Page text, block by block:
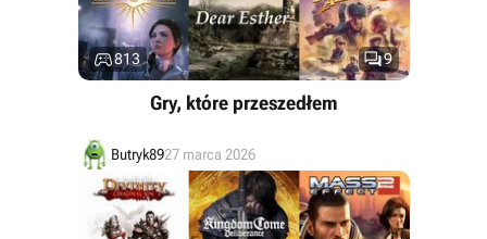
9
813
Gry, które przeszedłem
Butryk8927 marca 2026